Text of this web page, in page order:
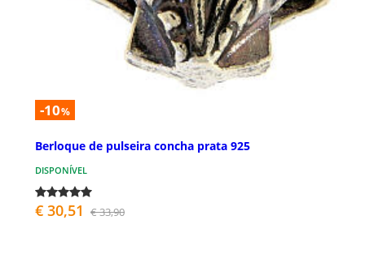
-10%
Berloque de pulseira concha prata 925
DISPONÍVEL
€ 30,51 € 33,90